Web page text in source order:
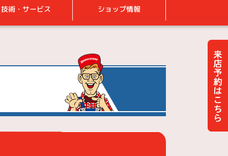
技術・サービス ショップ情報